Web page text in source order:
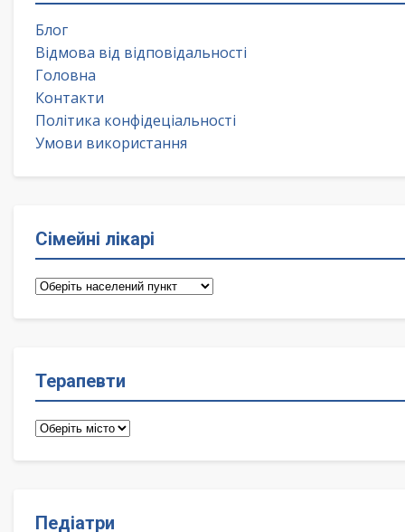
Блог
Відмова від відповідальності
Головна
Контакти
Політика конфідеціальності
Умови використання
Сімейні лікарі
Сімейні
Терапевти
Терапевти
Педіатри